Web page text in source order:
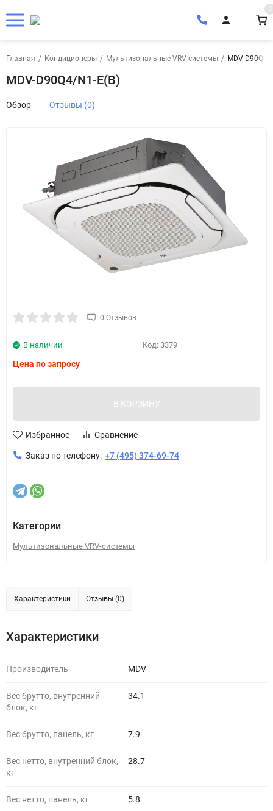
0
Главная / Кондиционеры / Мультизональные VRV-системы / MDV-D90Q4/
MDV-D90Q4/N1-E(B)
Обзор Отзывы (0)
0 Отзывов
Код: 3379
В наличии
Цена по запросу
В КОРЗИНУ
Избранное Сравнение
Заказ по телефону: +7 (495) 374-69-74
Категории
Мультизональные VRV-системы
Характеристики Отзывы (0)
Характеристики
Производитель MDV
Вес брутто, внутренний
блок, кг
34.1
Вес брутто, панель, кг 7.9
Вес нетто, внутренний блок,
кг
28.7
Вес нетто, панель, кг 5.8